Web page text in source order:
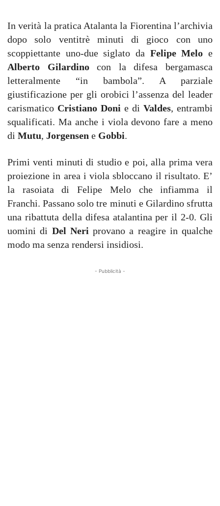
In verità la pratica Atalanta la Fiorentina l’archivia
dopo solo ventitrè minuti di gioco con uno
scoppiettante uno-due siglato da Felipe Melo e
Alberto Gilardinocon la difesa bergamasca
letteralmente “in bambola”. A parziale
giustificazione per gli orobici l’assenza del leader
carismatico Cristiano Doni e di Valdes, entrambi
squalificati. Ma anche i viola devono fare a meno
di Mutu, Jorgensen e Gobbi.
Primi venti minuti di studio e poi, alla prima vera
proiezione in area i viola sbloccano il risultato. E’
la rasoiata di Felipe Melo che infiamma il
Franchi. Passano solo tre minuti e Gilardino sfrutta
una ribattuta della difesa atalantina per il 2-0. Gli
uomini di Del Neri provano a reagire in qualche
modo ma senza rendersi insidiosi.
- Pubblicità -